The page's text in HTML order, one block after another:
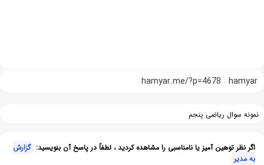
hamyar
hamyar.me/?p=4678
نمونه سوال ریاضی پنجم
اگر نظر توهین آمیز یا نامناسبی را مشاهده کردید ، لطفاً در پاسخ آن بنویسید: گزارش
به مدیر